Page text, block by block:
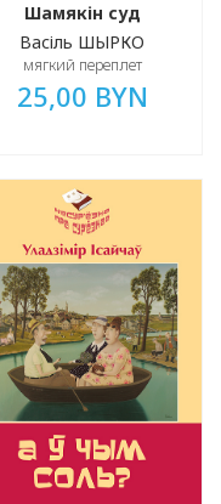
Шамякін суд
Васіль ШЫРКО
мягкий переплет
25,00 BYN